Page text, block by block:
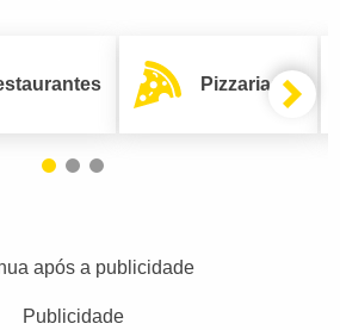
Pizzarias
após a publicidade
Publicidade